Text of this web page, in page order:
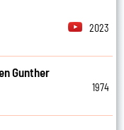
2023
Gunther
1974